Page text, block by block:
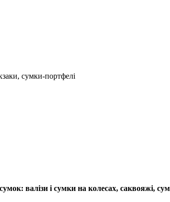
сумки-портфелі
валізи і сумки на колесах, саквояжі,